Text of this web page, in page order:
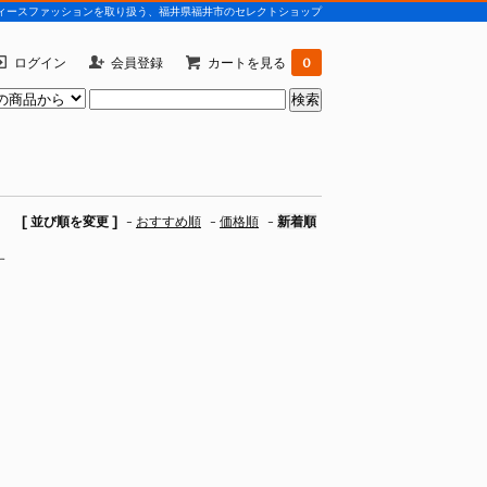
スファッションを取り扱う、福井県福井市のセレクトショップ
ログイン 会員登録 カートを見る 0
[ 並び順を変更 ] - おすすめ順 - 価格順 - 新着順